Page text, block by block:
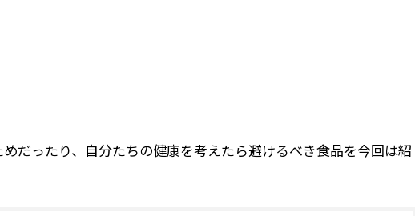
だったり、自分たちの健康を考えたら避けるべき食品を今回は紹